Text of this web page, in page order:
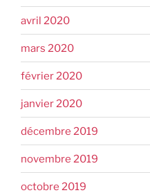
avril 2020
mars 2020
février 2020
janvier 2020
décembre 2019
novembre 2019
octobre 2019